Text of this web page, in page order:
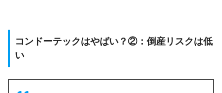
コンドーテックはやばい？②：倒産リスクは低
い